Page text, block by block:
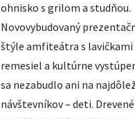
ohnisko s grilom a studňou.
Novovybudovaný
štýle amfiteátra s lavičkami
remesiel a kultúrne
sa nezabudlo ani na
návštevníkov – deti.